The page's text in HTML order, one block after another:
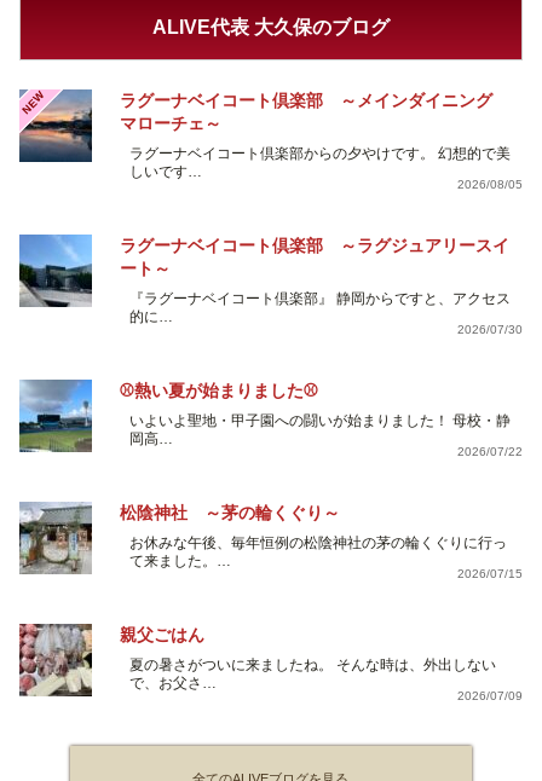
ALIVE代表 大久保のブログ
NEW
ラグーナベイコート倶楽部 ～メインダイニング
マローチェ～
ラグーナベイコート倶楽部からの夕やけです。 幻想的で美
しいです…
2026/08/05
ラグーナベイコート倶楽部 ～ラグジュアリースイ
ート～
『ラグーナベイコート倶楽部』 静岡からですと、アクセス
的に…
2026/07/30
⚾熱い夏が始まりました⚾
いよいよ聖地・甲子園への闘いが始まりました！ 母校・静
岡高…
2026/07/22
松陰神社 ～茅の輪くぐり～
お休みな午後、毎年恒例の松陰神社の茅の輪くぐりに行っ
て来ました。…
2026/07/15
親父ごはん
夏の暑さがついに来ましたね。 そんな時は、外出しない
で、お父さ…
2026/07/09
全てのALIVEブログを見る